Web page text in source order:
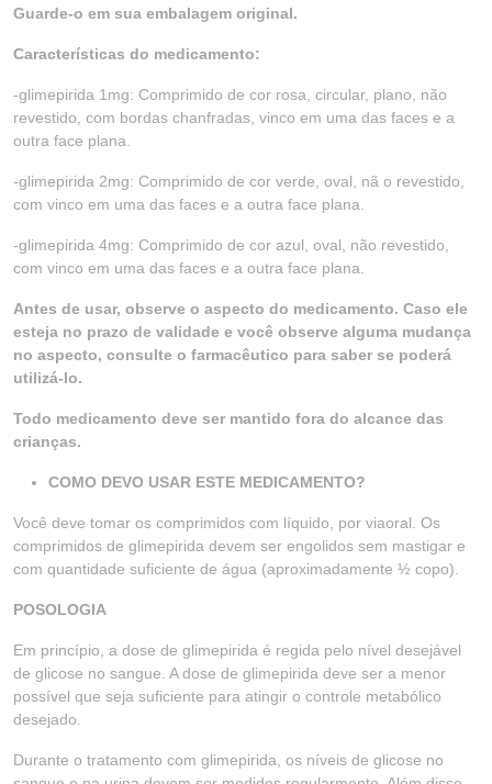
Guarde-o em sua embalagem original.
Características do medicamento:
-glimepirida 1mg: Comprimido de cor rosa, circular, plano, não
revestido, com bordas chanfradas, vinco em uma das faces e a
outra face plana.
-glimepirida 2mg: Comprimido de cor verde, oval, nã o revestido,
com vinco em uma das faces e a outra face plana.
-glimepirida 4mg: Comprimido de cor azul, oval, não revestido,
com vinco em uma das faces e a outra face plana.
Antes de usar, observe o aspecto do medicamento. Caso ele
esteja no prazo de validade e você observe alguma mudança
no aspecto, consulte o farmacêutico para saber se poderá
utilizá-lo.
Todo medicamento deve ser mantido fora do alcance das
crianças.
COMO DEVO USAR ESTE MEDICAMENTO?
Você deve tomar os comprimidos com líquido, por viaoral. Os
comprimidos de glimepirida devem ser engolidos sem mastigar e
com quantidade suficiente de água (aproximadamente ½ copo).
POSOLOGIA
Em princípio, a dose de glimepirida é regida pelo nível desejável
de glicose no sangue. A dose de glimepirida deve ser a menor
possível que seja suficiente para atingir o controle metabólico
desejado.
Durante o tratamento com glimepirida, os níveis de glicose no